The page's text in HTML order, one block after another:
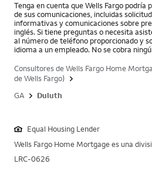
Tenga en cuenta que Wells Fargo podría
de sus comunicaciones, incluidas
informativas y comunicaciones sobre
inglés. Si tiene preguntas o necesita
al número de teléfono proporcionado y
idioma a un empleado. No se cobra
Consultores de Wells Fargo Home
de Wells Fargo)
GA
Duluth
Equal Housing Lender
Wells Fargo Home Mortgage es una
LRC-0626